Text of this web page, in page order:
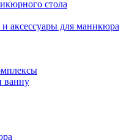
стола
аксессуары для маникюра
ванну